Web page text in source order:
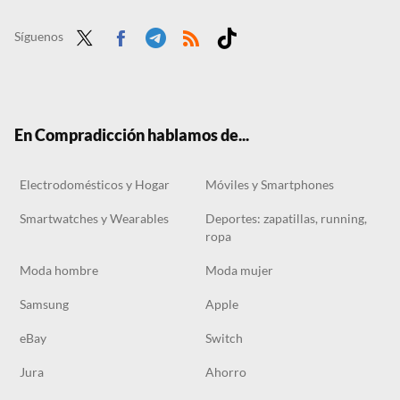
Síguenos
En Compradicción hablamos de...
Electrodomésticos y Hogar Móviles y Smartphones
Smartwatches y Wearables
Deportes: zapatillas, running,
ropa
Moda hombre Moda mujer
Samsung Apple
eBay Switch
Jura Ahorro